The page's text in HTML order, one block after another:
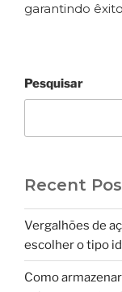
garantindo
Pesquisar
Recent
Vergalhões de
escolher o tipo
Como